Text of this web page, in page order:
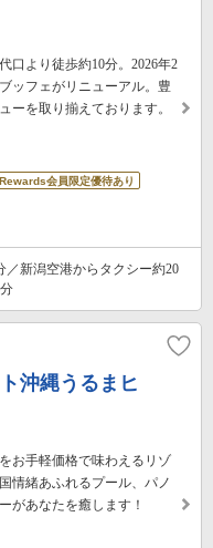
口より徒歩約10分。2026年2
ッフェがリニューアル。豊
ーを取り揃えております。
会員限定優待あり
／新潟空港からタクシー約20
沖縄うるまヒ
お手軽価格で味わえるリゾ
情緒あふれるプール、パノ
があなたを癒します！